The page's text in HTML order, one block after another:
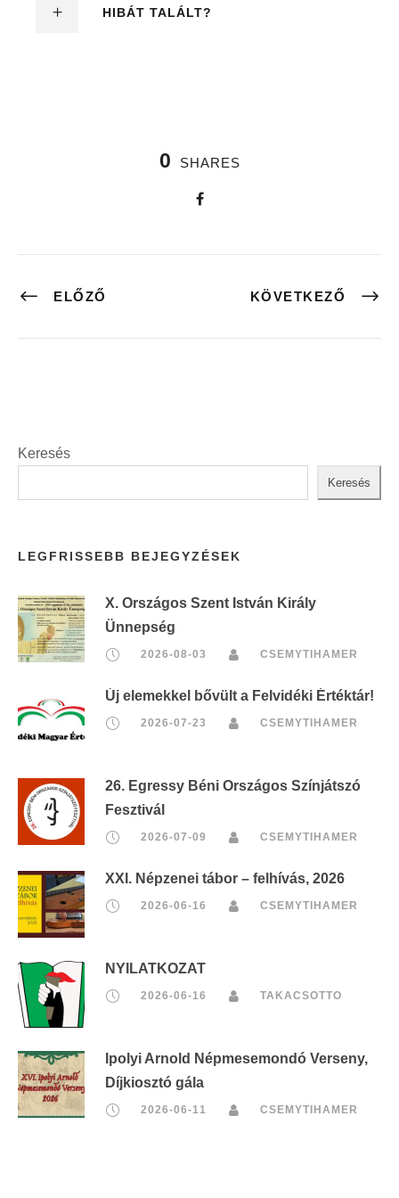
HIBÁT TALÁLT?
0 SHARES
ELŐZŐ KÖVETKEZŐ
Keresés
Keresés
LEGFRISSEBB BEJEGYZÉSEK
X. Országos Szent István Király
Ünnepség
2026-08-03 CSEMYTIHAMER
Új elemekkel bővült a Felvidéki Értéktár!
2026-07-23 CSEMYTIHAMER
26. Egressy Béni Országos Színjátszó
Fesztivál
2026-07-09 CSEMYTIHAMER
XXI. Népzenei tábor – felhívás, 2026
2026-06-16 CSEMYTIHAMER
NYILATKOZAT
2026-06-16 TAKACSOTTO
Ipolyi Arnold Népmesemondó Verseny,
Díjkiosztó gála
2026-06-11 CSEMYTIHAMER